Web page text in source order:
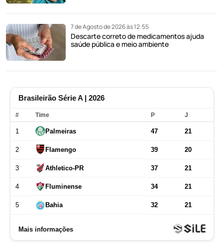
7 de Agosto de 2026 às 12:55
Descarte correto de medicamentos ajuda
saúde pública e meio ambiente